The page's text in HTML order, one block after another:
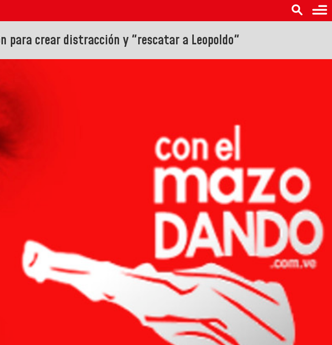
para crear distracción y "rescatar a Leopoldo"